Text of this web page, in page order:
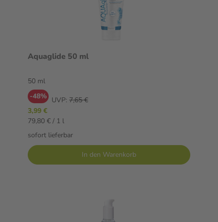
Aquaglide 50 ml
50 ml
-48% UVP: 7,65 €
3,99 €
79,80 € / 1 l
sofort lieferbar
In den Warenkorb